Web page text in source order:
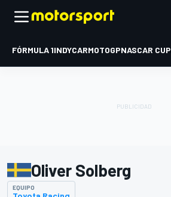
FÓRMULA 1INDYCARMOTOGPNASCAR CUP
Oliver Solberg
EQUIPO